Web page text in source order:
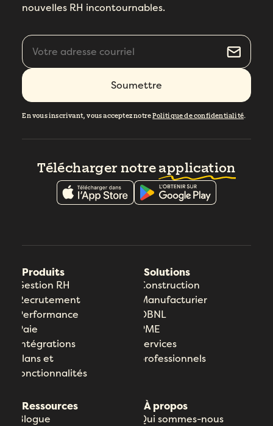
nouvelles RH incontournables.
En vous inscrivant, vous acceptez notrePolitique de confidentialité.
Télécharger notreapplication
Produits
Gestion RH
Recrutement
Performance
Paie
Intégrations
Plans et
fonctionnalités
Solutions
Construction
Manufacturier
OBNL
PME
Services
professionnels
Ressources
Blogue
À propos
Qui sommes-nous